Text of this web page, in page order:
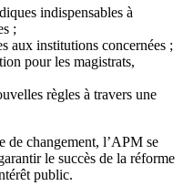
indispensables à
;
aux institutions concernées ;
pour les magistrats,
règles à travers une
de changement, l’APM se
le succès de la réforme
public.